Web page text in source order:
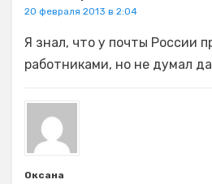
20 февраля 2013 в 2:04
Я знал, что у почты России
работниками, но не думал
Оксана